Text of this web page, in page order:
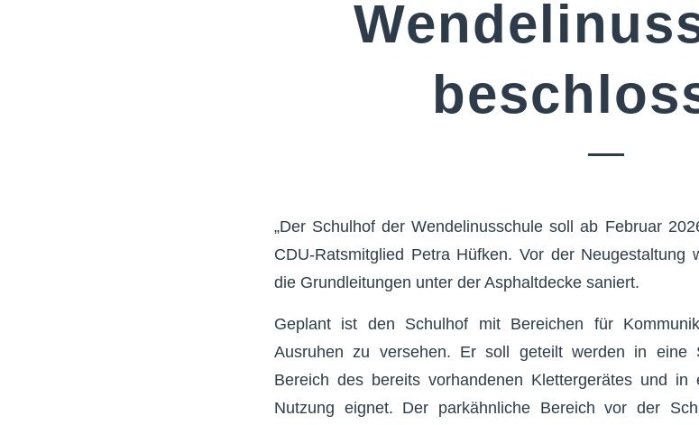
„Der Schulhof der Wendelinusschule soll ab Februar
CDU-Ratsmitglied Petra Hüfken. Vor der Neugestaltung
die Grundleitungen unter der Asphaltdecke saniert.
Geplant ist den Schulhof mit Bereichen für
Ausruhen zu versehen. Er soll geteilt werden in eine
Bereich des bereits vorhandenen Klettergerätes und
Nutzung eignet. Der parkähnliche Bereich vor der